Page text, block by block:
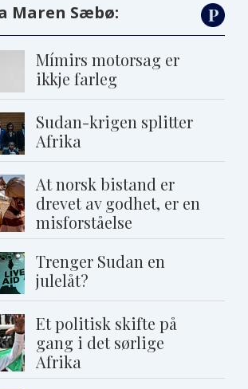
Maren Sæbø:
Mímirs motorsag er
ikkje farleg
Sudan-krigen splitter
Afrika
At norsk bistand er
drevet av godhet, er en
misforståelse
Trenger Sudan en
julelåt?
Et politisk skifte på
gang i det sørlige
Afrika